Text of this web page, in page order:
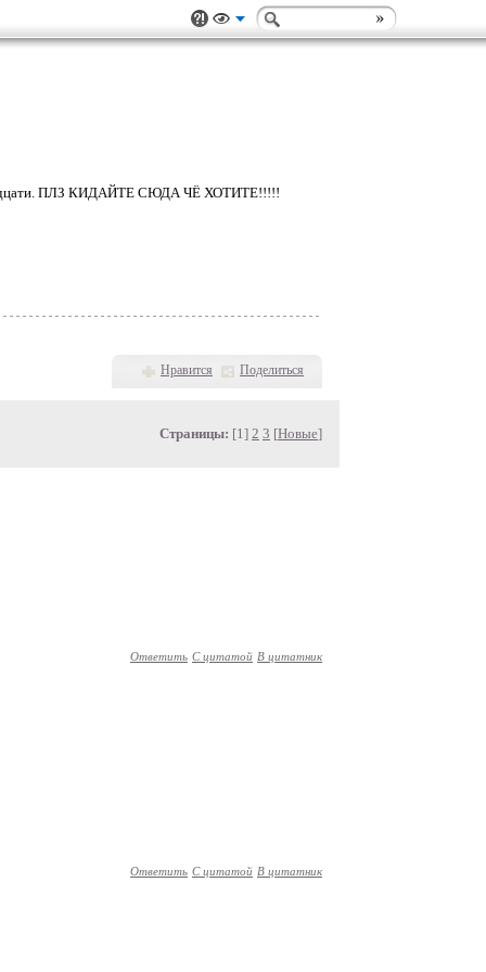
ПЛЗ КИДАЙТЕ СЮДА ЧЁ ХОТИТЕ!!!!!
Нравится Поделиться
Страницы: [1] 2 3 [Новые]
Ответить С цитатой В цитатник
Ответить С цитатой В цитатник